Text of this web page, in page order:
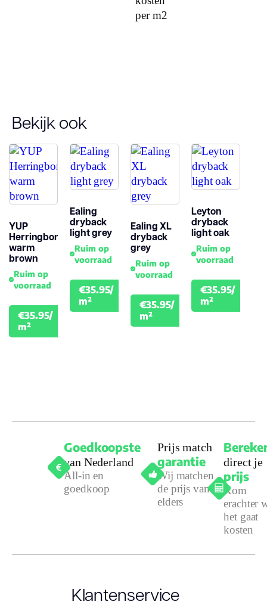
Antistatisch
Montage
Garantie
Woongebruik
(jaren)
per m2
Bekijk ook
YUP
Herringbone
warm
brown
Ruim op
voorraad
€35.95/
m²
Ealing
dryback
light grey
Ruim op
voorraad
€35.95/
m²
€39.95
Ealing XL
dryback
grey
Ruim op
voorraad
€35.95/
m²
€39.95
Leyton
dryback
light oak
Ruim op
voorraad
€35.95/
m²
Goedkoopste
van Nederland
All-in en
goedkoop
Prijs match
garantie
Wij matchen
de prijs van
elders
direct je
prijs
Kom
erachter
het gaat
kosten
Klantenservice